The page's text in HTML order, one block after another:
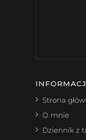
Strona
O mnie
Dziennik z